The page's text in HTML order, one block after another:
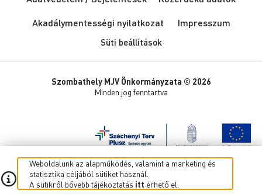
Akadálymentességi nyilatkozat
Impresszum
Süti beállítások
Szombathely MJV Önkormányzata © 2026
Minden jog fenntartva
Weboldalunk az alapműködés, valamint a marketing és
statisztika céljából sütiket használ.
A sütikről bővebb tájékoztatás itt érhető el.